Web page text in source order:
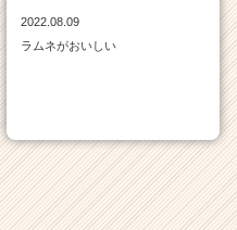
2022.08.09
ラムネがおいしい